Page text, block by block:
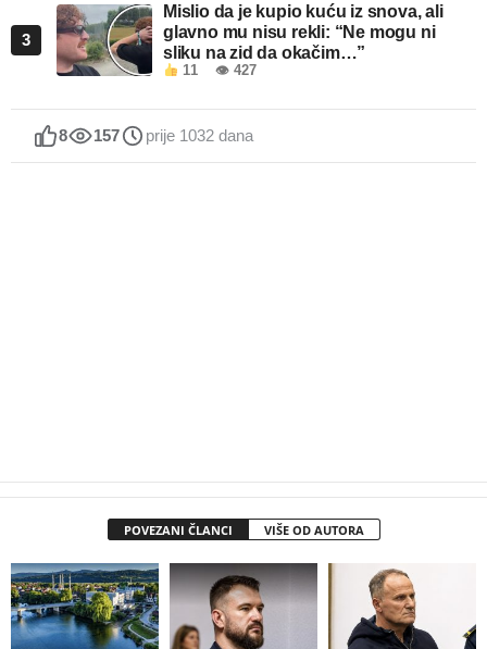
3
Mislio da je kupio kuću iz snova, ali
glavno mu nisu rekli: “Ne mogu ni
sliku na zid da okačim…”
11 👁 427
8 157 prije 1032 dana
POVEZANI ČLANCI VIŠE OD AUTORA